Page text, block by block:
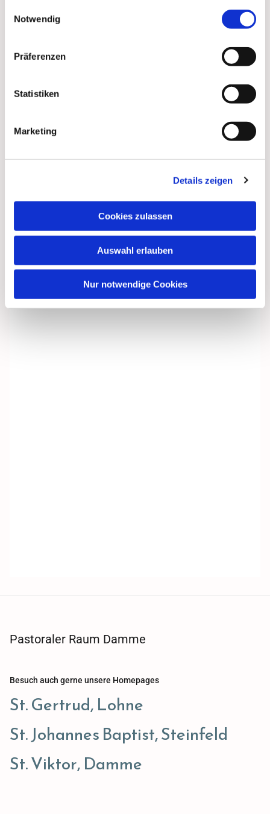
Notwendig
Präferenzen
Statistiken
Marketing
Details zeigen
Cookies zulassen
Auswahl erlauben
Nur notwendige Cookies
Pastoraler Raum Damme
Besuch auch gerne unsere Homepages
St. Gertrud, Lohne
St. Johannes Baptist, Steinfeld
St. Viktor, Damme